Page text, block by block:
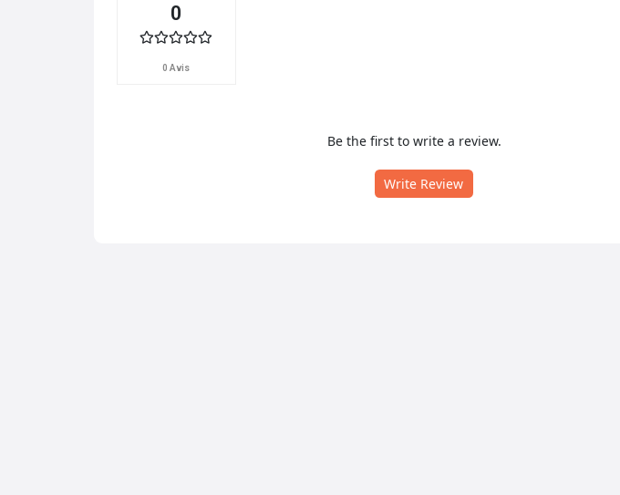
0
0 Avis
Be the first to write a review.
Write Review